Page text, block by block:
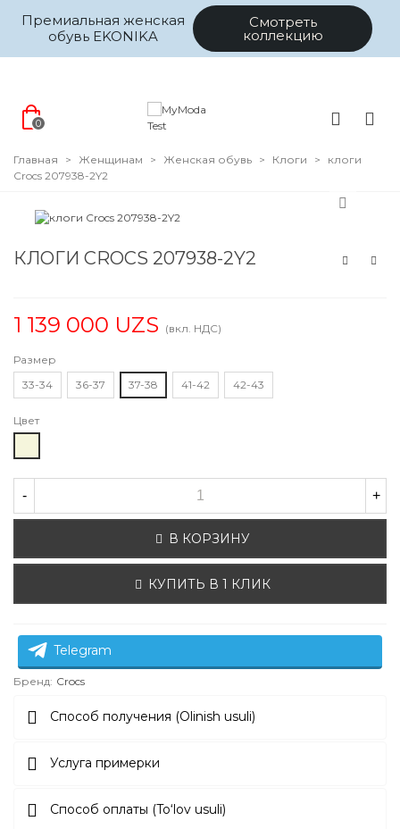
Премиальная женская
обувь EKONIKA
Смотреть
коллекцию
0
Главная > Женщинам > Женская обувь > Клоги >
клоги
Crocs 207938-2Y2
КЛОГИ CROCS 207938-2Y2
1 139 000 UZS (вкл. НДС)
Размер
33-34
36-37 37-38 41-42 42-43
Цвет
- +
В КОРЗИНУ
КУПИТЬ В 1 КЛИК
Telegram
Бренд: Crocs
Способ получения (Olinish usuli)
Услуга примерки
Способ оплаты (To‘lov usuli)